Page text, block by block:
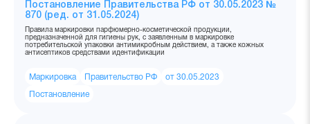
Постановление Правительства РФ от 30.05.2023 №
870 (ред. от 31.05.2024)
Правила маркировки парфюмерно-косметической продукции,
предназначенной для гигиены рук, с заявленным в маркировке
потребительской упаковки антимикробным действием, а также кожных
антисептиков средствами идентификации
Маркировка Правительство РФ от 30.05.2023
Постановление